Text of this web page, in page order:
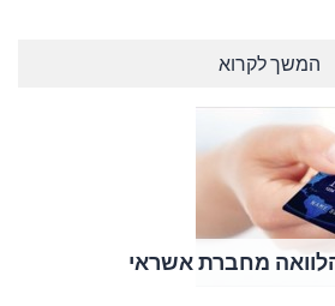
המשך לקרוא
מחברת אשראי